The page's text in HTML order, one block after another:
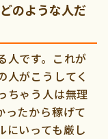
のような人だ
人です。これが
人がこうしてく
ちゃう人は無理
ったから稼げて
にいっても厳し